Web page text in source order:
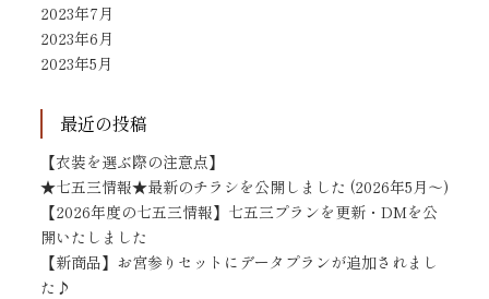
2023年7月
2023年6月
2023年5月
最近の投稿
【衣装を選ぶ際の注意点】
★七五三情報★最新のチラシを公開しました (2026年5月～)
【2026年度の七五三情報】七五三プランを更新・DMを公
開いたしました
【新商品】お宮参りセットにデータプランが追加されまし
た♪